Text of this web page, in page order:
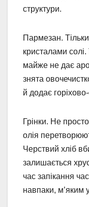
структури.
Пармезан.
кристалами
майже не дає
знята
й додає
Грінки. Не
олія
Черствий хліб
залишається
час запікання
навпаки, м’яким